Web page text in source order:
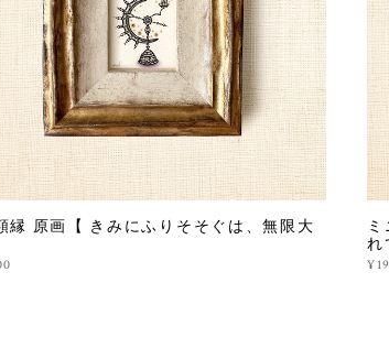
縁 原画【 きみにふりそそぐは、無限大
れ